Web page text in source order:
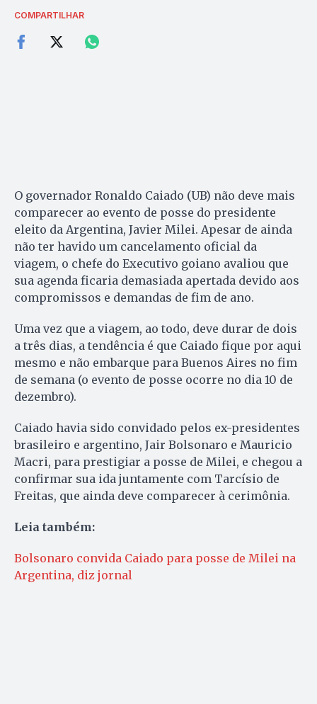
COMPARTILHAR
O governador Ronaldo Caiado (UB) não deve mais
comparecer ao evento de posse do presidente
eleito da Argentina, Javier Milei. Apesar de ainda
não ter havido um cancelamento oficial da
viagem, o chefe do Executivo goiano avaliou que
sua agenda ficaria demasiada apertada devido aos
compromissos e demandas de fim de ano.
Uma vez que a viagem, ao todo, deve durar de dois
a três dias, a tendência é que Caiado fique por aqui
mesmo e não embarque para Buenos Aires no fim
de semana (o evento de posse ocorre no dia 10 de
dezembro).
Caiado havia sido convidado pelos ex-presidentes
brasileiro e argentino, Jair Bolsonaro e Mauricio
Macri, para prestigiar a posse de Milei, e chegou a
confirmar sua ida juntamente com Tarcísio de
Freitas, que ainda deve comparecer à cerimônia.
Leia também:
Bolsonaro convida Caiado para posse de Milei na
Argentina, diz jornal